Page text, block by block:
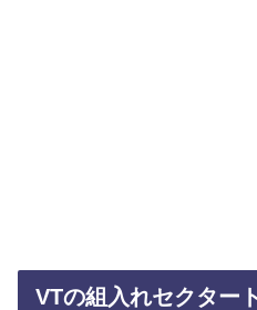
VTの組入れセクター